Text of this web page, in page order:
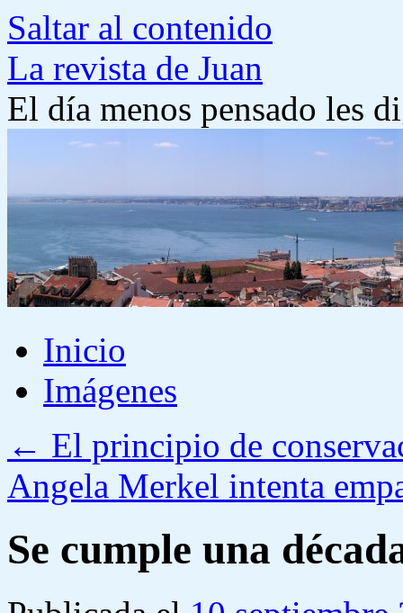
Saltar al contenido
La revista de Juan
El día menos pensado les
Inicio
Imágenes
← El principio de
Angela Merkel intenta
Se cumple una